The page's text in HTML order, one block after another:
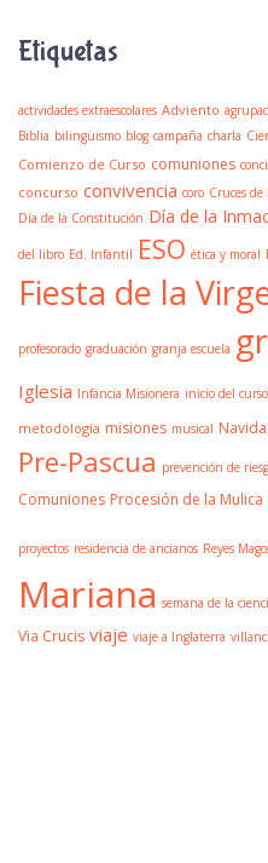
Etiquetas
actividades extraescolares Adviento
Biblia bilingüismo blog campaña charla
Comienzo de Curso comuniones
concurso convivencia coro Cruces de
Día de la Constitución Día de la
del libro Ed. Infantil ESO ética y moral
Fiesta de la
profesorado graduación granja escuela
Iglesia Infancia Misionera inicio del curso
metodología misiones musical
Pre-Pascua prevención de
Comuniones Procesión de la Mulica
proyectos residencia de ancianos Reyes
Mariana semana de la
Via Crucis viaje viaje a Inglaterra